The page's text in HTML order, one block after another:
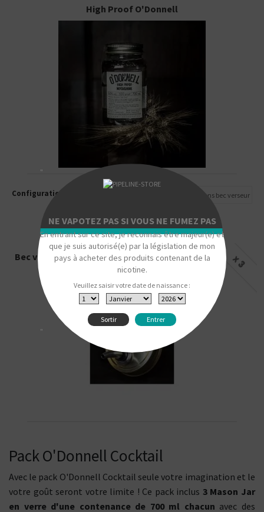
High Proof O'Donnell
Configuration : Sans bec verseur
x 3
Bec verseur pour O'Donnell Moonshine
Pack O'Donnell Cocktail
Avec le pack O'Donnell Cocktail seule votre imagination et le
votre goût seront votre limite ! Ce pack inclus 3 Mason Jar
en verre d'une contenance de 700 ml chacun avec des
"
NE VAPOTEZ PAS SI VOUS NE FUMEZ PAS
En entrant sur ce site, je reconnais être majeur(e) et
que je suis autorisé(e) par la législation de mon
pays à acheter des produits contenant de la
nicotine.
Veuillez saisir votre date de naissance :
Sortir
Entrer
"